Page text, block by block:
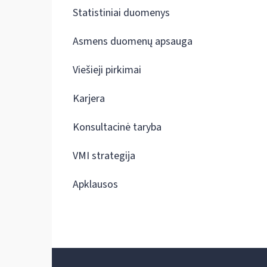
Statistiniai duomenys
Asmens duomenų apsauga
Viešieji pirkimai
Karjera
Konsultacinė taryba
VMI strategija
Apklausos